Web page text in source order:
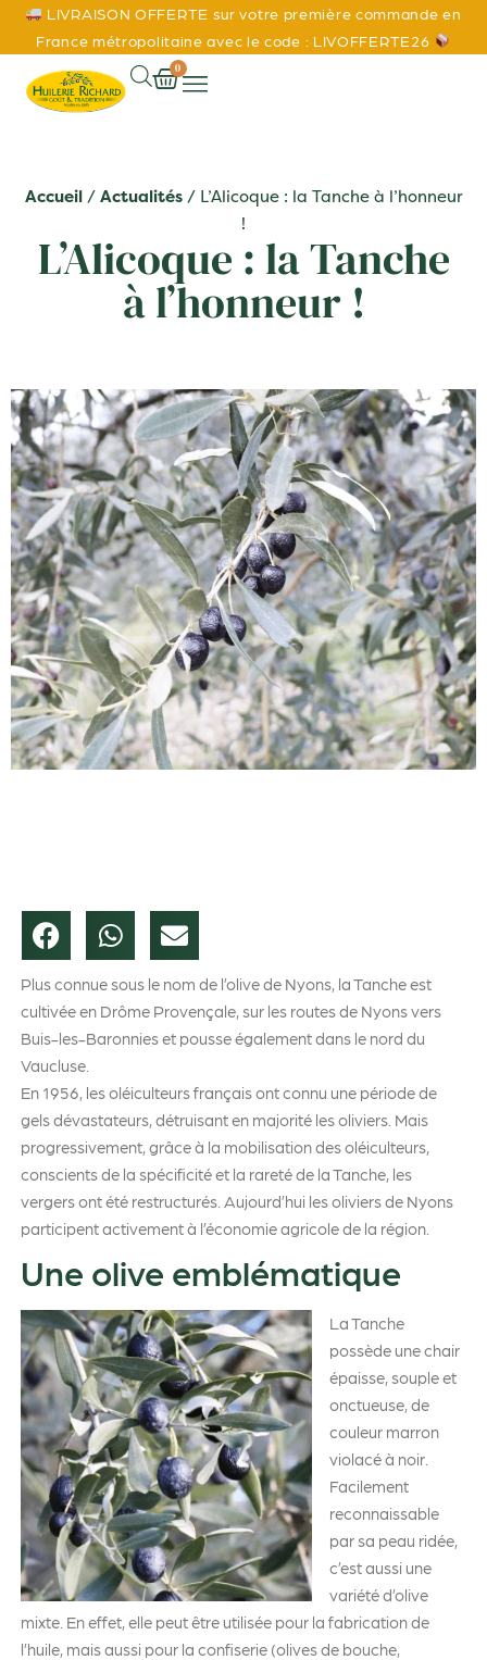
LIVRAISON OFFERTE sur votre première commande en
France métropolitaine avec le code : LIVOFFERTE26
0
Accueil /Actualités / L’Alicoque : la Tanche à l’honneur
!
L’Alicoque : la Tanche
à l’honneur !
Plus connue sous le nom de l’olive de Nyons, la Tanche est
cultivée en Drôme Provençale, sur les routes de Nyons vers
Buis-les-Baronnies et pousse également dans le nord du
Vaucluse.
En 1956, les oléiculteurs français ont connu une période de
gels dévastateurs, détruisant en majorité les oliviers. Mais
progressivement, grâce à la mobilisation des oléiculteurs,
conscients de la spécificité et la rareté de la Tanche, les
vergers ont été restructurés. Aujourd’hui les oliviers de Nyons
participent activement à l’économie agricole de la région.
Une olive emblématique
La Tanche
possède une chair
épaisse, souple et
onctueuse, de
couleur marron
violacé à noir.
Facilement
reconnaissable
par sa peau ridée,
c’est aussi une
variété d’olive
mixte. En effet, elle peut être utilisée pour la fabrication de
l’huile, mais aussi pour la confiserie (olives de bouche,